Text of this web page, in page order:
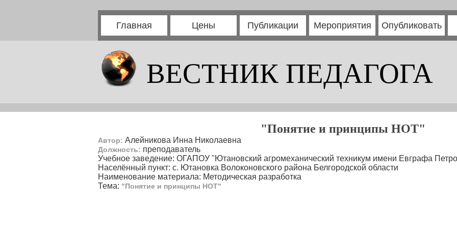
Главная Цены Публикации Мероприятия Опубликовать
ВЕСТНИК ПЕДАГОГА
"Понятие и принципы НОТ"
Автор: Алейникова Инна Николаевна
Должность: преподаватель
Учебное заведение: ОГАПОУ "Ютановский агромеханический техникум имени Евграфа
Населённый пункт: с. Ютановка Волоконовского района Белгородской области
Наименование материала: Методическая разработка
Тема: "Понятие и принципы НОТ"